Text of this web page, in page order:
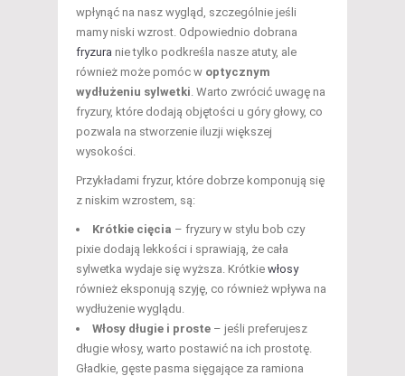
wpłynąć na nasz wygląd, szczególnie jeśli
mamy niski wzrost. Odpowiednio dobrana
fryzura nie tylko podkreśla nasze atuty, ale
również może pomóc w optycznym
wydłużeniu sylwetki . Warto zwrócić uwagę na
fryzury, które dodają objętości u góry głowy, co
pozwala na stworzenie iluzji większej
wysokości.
Przykładami fryzur, które dobrze komponują się
z niskim wzrostem, są:
Krótkie cięcia – fryzury w stylu bob czy
pixie dodają lekkości i sprawiają, że cała
sylwetka wydaje się wyższa. Krótkie włosy
również eksponują szyję, co również wpływa na
wydłużenie wyglądu.
Włosy długie i proste – jeśli preferujesz
długie włosy, warto postawić na ich prostotę.
Gładkie, gęste pasma sięgające za ramiona